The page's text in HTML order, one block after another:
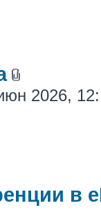
2026,
в